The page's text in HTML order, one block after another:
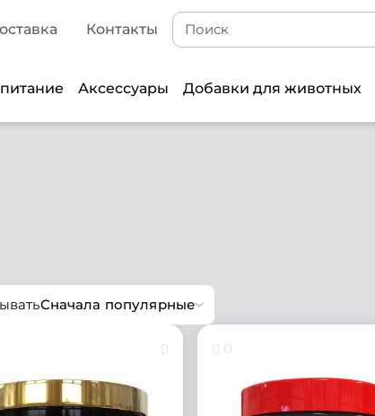
Контакты
Аксессуары Добавки для животных
Сначала популярные
0